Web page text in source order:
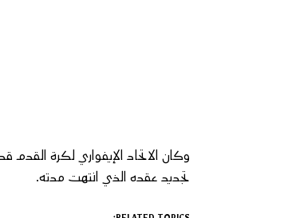
تجديد عقده الذي انتهت مدته.